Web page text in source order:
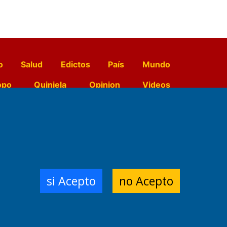
Salud Edictos País
Mundo
Quiniela Opinion
Videos
Impresora:
si Acepto no Acepto